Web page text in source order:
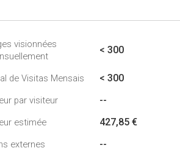
visionnées
< 300
de Visitas Mensais < 300
par visiteur --
estimée 427,85 €
externes --